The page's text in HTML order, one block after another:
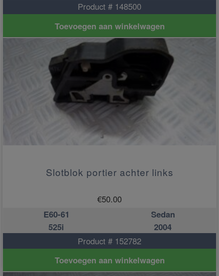
Product # 148500
Toevoegen aan winkelwagen
Slotblok portier achter links
€50.00
E60-61
Sedan
525i
2004
Product # 152782
Toevoegen aan winkelwagen